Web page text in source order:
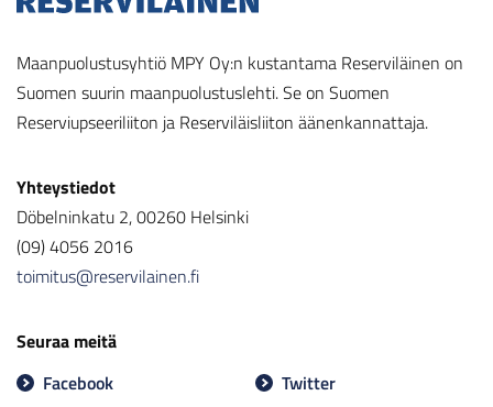
Maanpuolustusyhtiö MPY Oy:n kustantama Reserviläinen on
Suomen suurin maanpuolustuslehti. Se on Suomen
Reserviupseeriliiton ja Reserviläisliiton äänenkannattaja.
Yhteystiedot
Döbelninkatu 2, 00260 Helsinki
(09) 4056 2016
toimitus@reservilainen.fi
Seuraa meitä
Facebook
Twitter